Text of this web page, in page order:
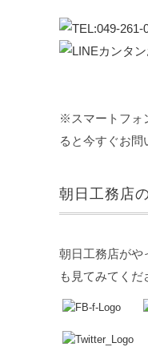
※スマートフォ
ると今すぐお問
朝日工務店
朝日工務店がや
も見てみてくだ